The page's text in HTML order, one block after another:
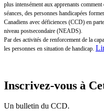
plus intensément aux apprenants
séances, des personnes handicapées
Canadiens avec déficiences (CCD) en
niveau postsecondaire (NEADS).
Par des activités de renforcement de la
les personnes en situation de handicap.
Inscrivez-vous à
Un bulletin du CCD.